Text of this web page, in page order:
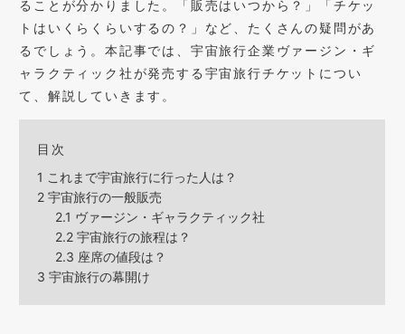
ることが分かりました。「販売はいつから？」「チケッ
トはいくらくらいするの？」など、たくさんの疑問があ
るでしょう。本記事では、宇宙旅行企業ヴァージン・ギ
ャラクティック社が発売する宇宙旅行チケットについ
て、解説していきます。
目次
1 これまで宇宙旅行に行った人は？
2 宇宙旅行の一般販売
2.1 ヴァージン・ギャラクティック社
2.2 宇宙旅行の旅程は？
2.3 座席の値段は？
3 宇宙旅行の幕開け